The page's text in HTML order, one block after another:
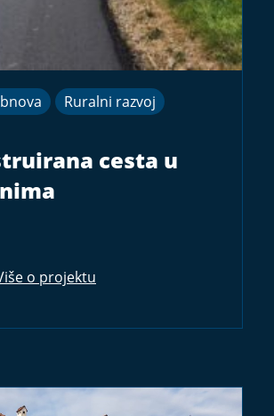
Ruralni razvoj
cesta u
o projektu